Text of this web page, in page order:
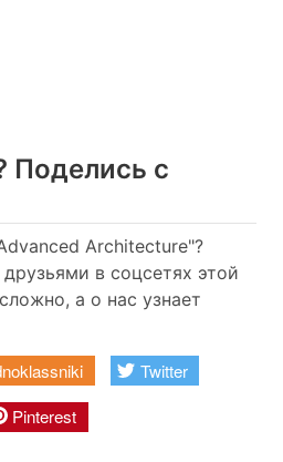
Поделись с
Architecture"?
в соцсетях этой
а о нас узнает
Twitter
Pinterest